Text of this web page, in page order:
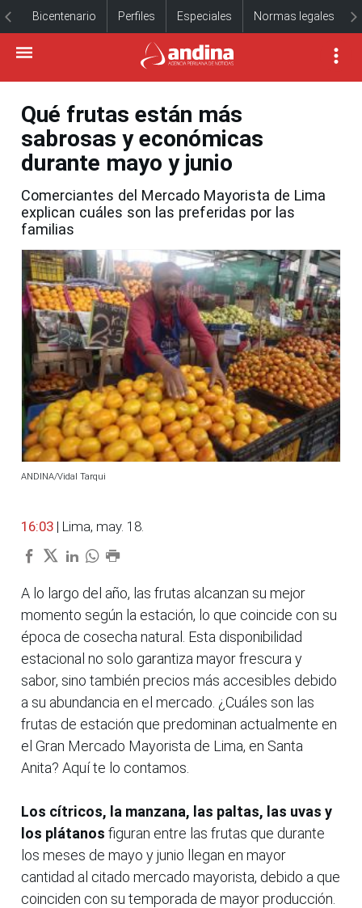
Bicentenario Perfiles Especiales Normas legales
Qué frutas están más
sabrosas y económicas
durante mayo y junio
Comerciantes del Mercado Mayorista de Lima
explican cuáles son las preferidas por las
familias
ANDINA/Vidal Tarqui
16:03 | Lima, may. 18.
A lo largo del año, las frutas alcanzan su mejor
momento según la estación, lo que coincide con su
época de cosecha natural. Esta disponibilidad
estacional no solo garantiza mayor frescura y
sabor, sino también precios más accesibles debido
a su abundancia en el mercado. ¿Cuáles son las
frutas de estación que predominan actualmente en
el Gran Mercado Mayorista de Lima, en Santa
Anita? Aquí te lo contamos.
Los cítricos, la manzana, las paltas, las uvas y
los plátanos figuran entre las frutas que durante
los meses de mayo y junio llegan en mayor
cantidad al citado mercado mayorista, debido a que
coinciden con su temporada de mayor producción.